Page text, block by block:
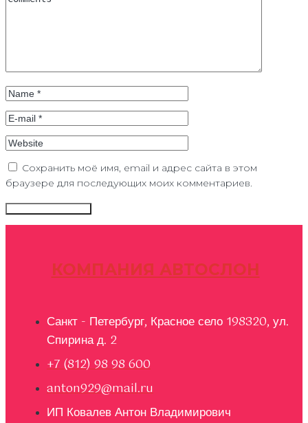
Сохранить моё имя, email и адрес сайта в этом
браузере для последующих моих комментариев.
КОМПАНИЯ АВТОСЛОН
Санкт - Петербург, Красное село 198320, ул.
Спирина д. 2
+7 (812) 98 98 600
anton929@mail.ru
ИП Ковалев Антон Владимирович